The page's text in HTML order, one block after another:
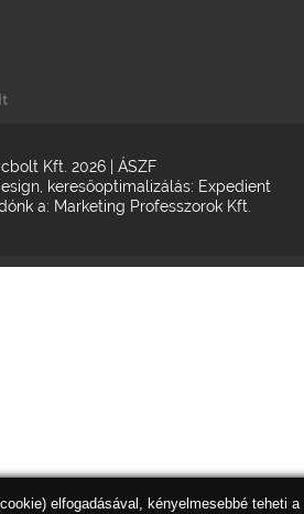
Kft. 2026 | ÁSZF
keresőoptimalizálás: Expedient
a: Marketing Professzorok Kft.
elfogadásával, kényelmesebbé teheti a